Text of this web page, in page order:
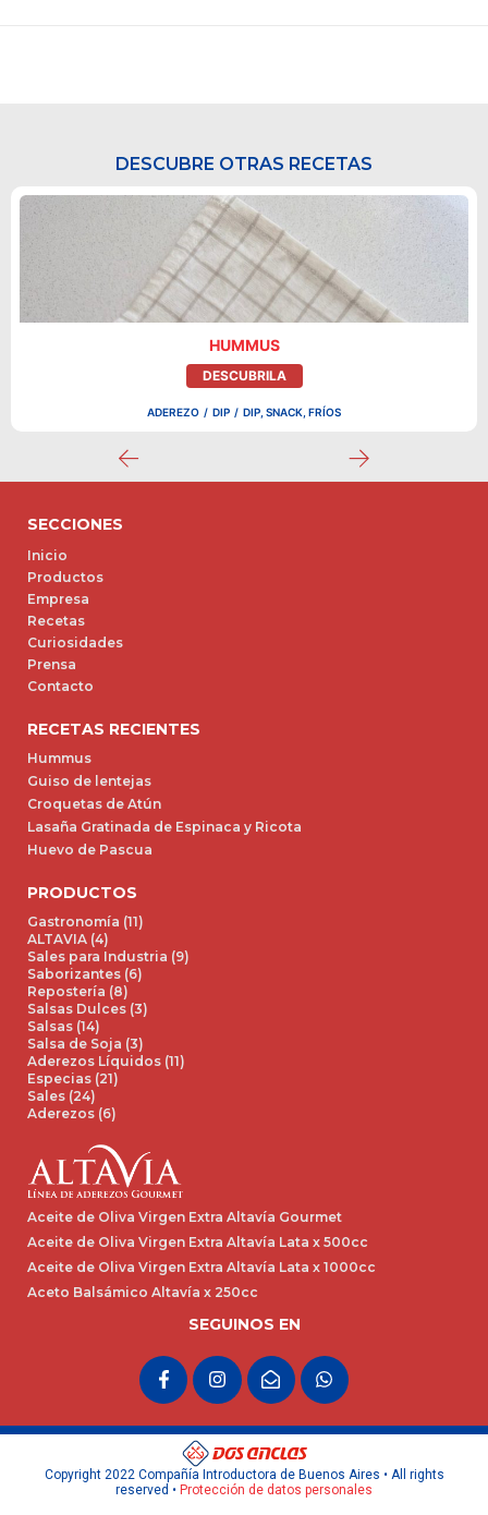
DESCUBRE OTRAS RECETAS
HUMMUS
DESCUBRILA
ADEREZO / DIP / DIP, SNACK, FRÍOS
SECCIONES
Inicio
Productos
Empresa
Recetas
Curiosidades
Prensa
Contacto
RECETAS RECIENTES
Hummus
Guiso de lentejas
Croquetas de Atún
Lasaña Gratinada de Espinaca y Ricota
Huevo de Pascua
PRODUCTOS
Gastronomía (11)
ALTAVIA (4)
Sales para Industria (9)
Saborizantes (6)
Repostería (8)
Salsas Dulces (3)
Salsas (14)
Salsa de Soja (3)
Aderezos Líquidos (11)
Especias (21)
Sales (24)
Aderezos (6)
Aceite de Oliva Virgen Extra Altavía Gourmet
Aceite de Oliva Virgen Extra Altavía Lata x 500cc
Aceite de Oliva Virgen Extra Altavía Lata x 1000cc
Aceto Balsámico Altavía x 250cc
SEGUINOS EN
F
a
c
b
o
k
I
n
s
a
g
r
a
E
n
v
l
o
p
e
W
h
a
s
p
p
Copyright 2022 Compañía Introductora de Buenos Aires • All rights
reserved • Protección de datos personales